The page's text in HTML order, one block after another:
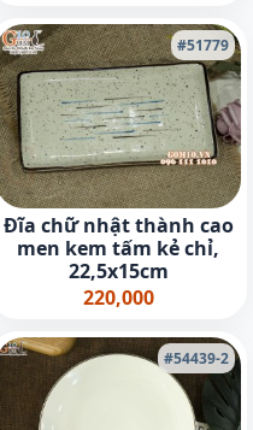
#51779
Đĩa chữ nhật thành cao
men kem tấm kẻ chỉ,
22,5x15cm
220,000
#54439-2